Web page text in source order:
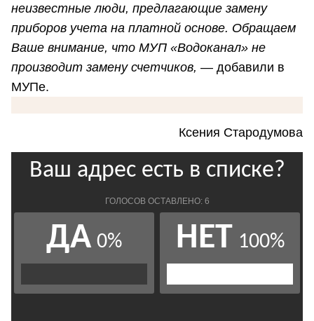
неизвестные люди, предлагающие замену
приборов учета на платной основе. Обращаем
Ваше внимание, что МУП «Водоканал» не
производит замену счетчиков, — добавили в
МУПе.
Ксения Стародумова